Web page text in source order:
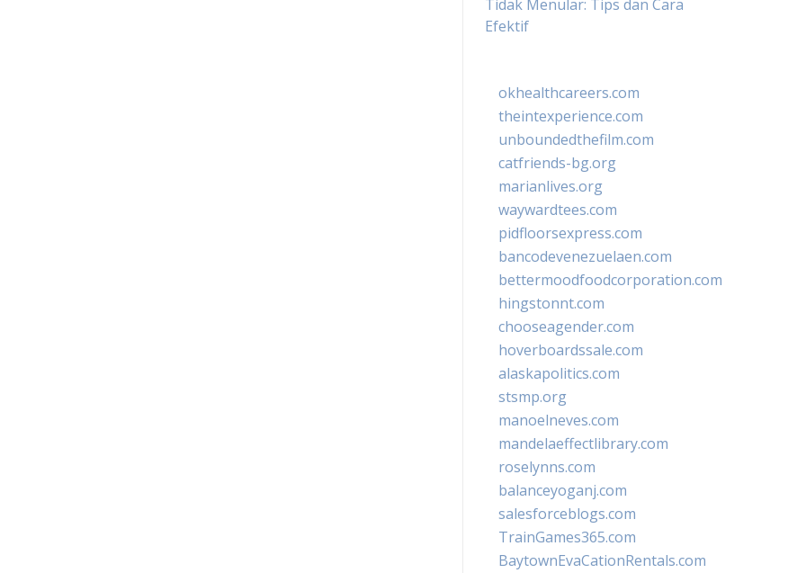
Tidak Menular: Tips dan Cara
Efektif
okhealthcareers.com
theintexperience.com
unboundedthefilm.com
catfriends-bg.org
marianlives.org
waywardtees.com
pidfloorsexpress.com
bancodevenezuelaen.com
bettermoodfoodcorporation.com
hingstonnt.com
chooseagender.com
hoverboardssale.com
alaskapolitics.com
stsmp.org
manoelneves.com
mandelaeffectlibrary.com
roselynns.com
balanceyoganj.com
salesforceblogs.com
TrainGames365.com
BaytownEvaCationRentals.com